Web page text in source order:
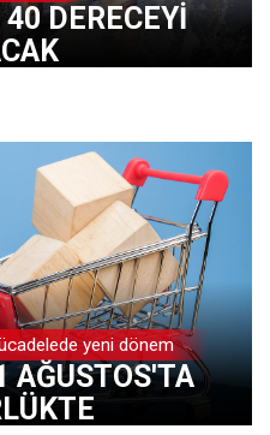
DERECEYİ
yeni dönem
AĞUSTOS'TA